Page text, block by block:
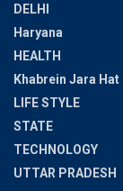
DELHI
Haryana
HEALTH
Khabrein Jara Hat
LIFE STYLE
STATE
TECHNOLOGY
UTTAR PRADESH